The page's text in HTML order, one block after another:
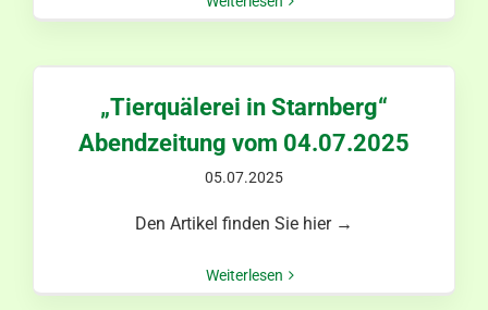
„Tierquälerei in Starnberg“
Abendzeitung vom 04.07.2025
05.07.2025
Den Artikel finden Sie hier →
Weiterlesen